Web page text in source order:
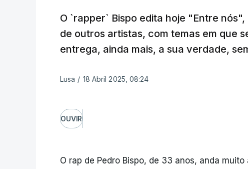
O `rapper` Bispo edita hoje "Entre
de outros artistas, com temas em que
entrega, ainda mais, a sua verdade,
Lusa / 18 Abril 2025, 08:24
OUVIR
O rap de Pedro Bispo, de 33 anos, anda